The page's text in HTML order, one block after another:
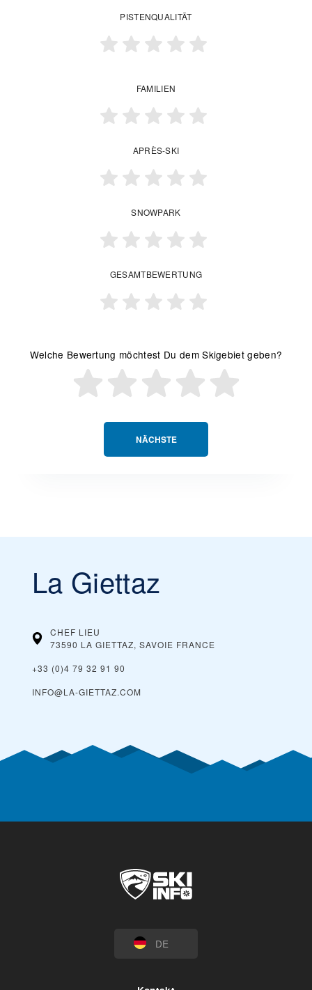
NÄCHSTE
PISTENQUALITÄT
FAMILIEN
APRÈS-SKI
SNOWPARK
GESAMTBEWERTUNG
Welche Bewertung möchtest Du dem Skigebiet geben?
La Giettaz
CHEF LIEU
73590 LA GIETTAZ, SAVOIE FRANCE
+33 (0)4 79 32 91 90
INFO@LA-GIETTAZ.COM
DE